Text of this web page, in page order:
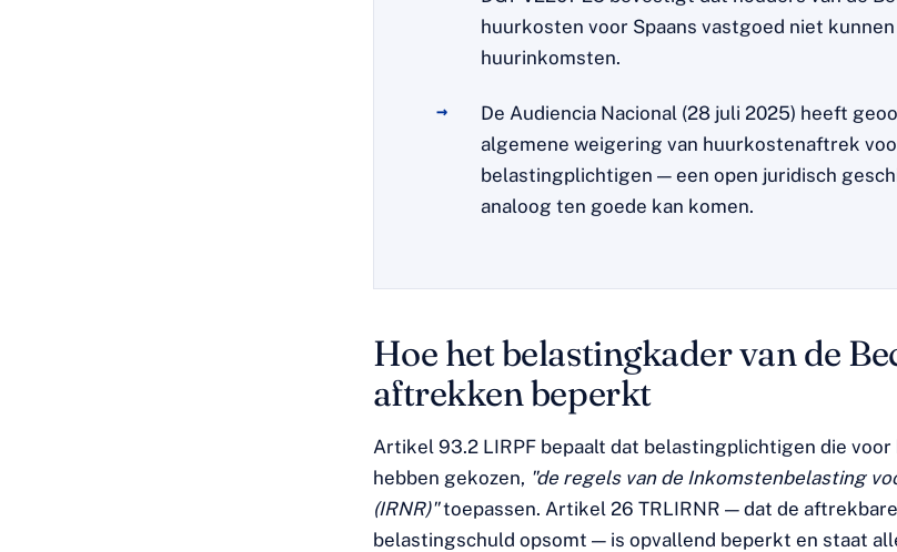
huurkosten voor Spaans vastgoed niet
huurinkomsten.
De Audiencia Nacional (28 juli 2025) heeft
algemene weigering van huurkostenaftrek
belastingplichtigen — een open juridisch
analoog ten goede kan komen.
Hoe het belastingkader van de
aftrekken beperkt
Artikel 93.2 LIRPF bepaalt dat belastingplichtigen die
hebben gekozen, "de regels van de Inkomstenbelasting
(IRNR)"toepassen. Artikel 26 TRLIRNR — dat de
belastingschuld opsomt — is opvallend beperkt en staat